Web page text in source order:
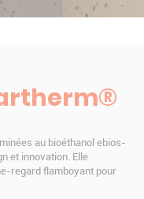
au bioéthanol ebios-
et innovation. Elle
regard flamboyant pour